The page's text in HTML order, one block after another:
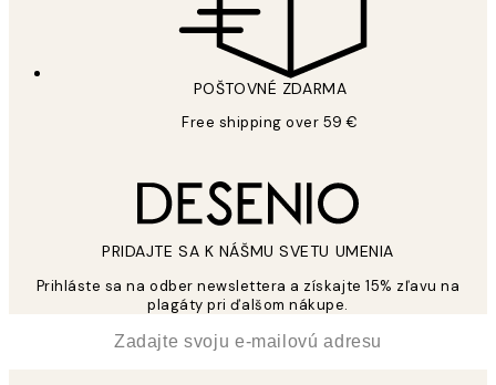
POŠTOVNÉ ZDARMA
Free shipping over 59 €
PRIDAJTE SA K NÁŠMU SVETU UMENIA
Prihláste sa na odber newslettera a získajte 15% zľavu na
plagáty pri ďalšom nákupe.